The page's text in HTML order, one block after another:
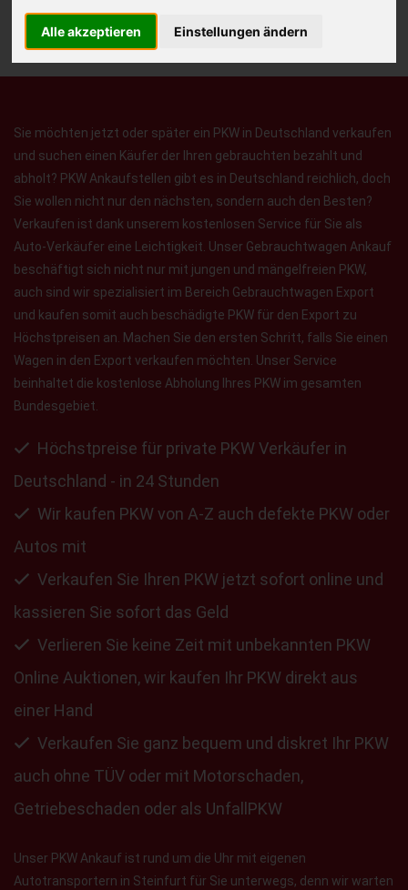
Alle akzeptieren Einstellungen ändern
Wir garantieren 100% Sicherheit.
Sie möchten jetzt oder später ein PKW in Deutschland verkaufen
und suchen einen Käufer der Ihren gebrauchten bezahlt und
abholt? PKW Ankaufstellen gibt es in Deutschland reichlich, doch
Sie wollen nicht nur den nächsten, sondern auch den Besten?
Verkaufen ist dank unserem kostenlosen Service für Sie als
Auto-Verkäufer eine Leichtigkeit. Unser Gebrauchtwagen Ankauf
beschäftigt sich nicht nur mit jungen und mängelfreien PKW,
auch sind wir spezialisiert im Bereich Gebrauchtwagen Export
und kaufen somit auch beschädigte PKW für den Export zu
Höchstpreisen an. Machen Sie den ersten Schritt, falls Sie einen
Wagen in den Export verkaufen möchten. Unser Service
beinhaltet die kostenlose Abholung Ihres PKW im gesamten
Bundesgebiet.
Höchstpreise für private PKW Verkäufer in
Deutschland - in 24 Stunden
Wir kaufen PKW von A-Z auch defekte PKW oder
Autos mit
Verkaufen Sie Ihren PKW jetzt sofort online und
kassieren Sie sofort das Geld
Verlieren Sie keine Zeit mit unbekannten PKW
Online Auktionen, wir kaufen Ihr PKW direkt aus
einer Hand
Verkaufen Sie ganz bequem und diskret Ihr PKW
auch ohne TÜV oder mit Motorschaden,
Getriebeschaden oder als UnfallPKW
Unser PKW Ankauf ist rund um die Uhr mit eigenen
Autotransportern in Steinfurt für Sie unterwegs, denn wir warten